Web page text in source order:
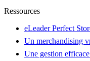
Ressources
eLeader Perfect
Un merchandising
Une gestion